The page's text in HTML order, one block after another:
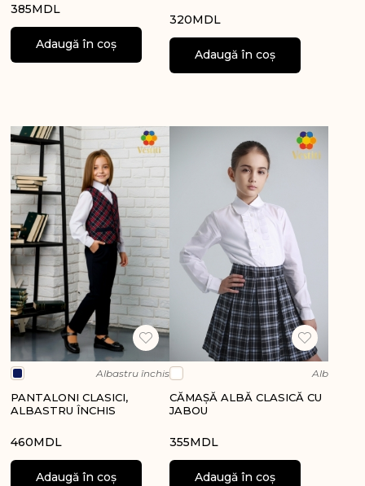
385MDL
Adaugă în coș
320MDL
Adaugă în coș
Albastru închis
PANTALONI CLASICI,
ALBASTRU ÎNCHIS
460MDL
Adaugă în coș
Alb
CĂMAŞĂ ALBĂ CLASICĂ CU
JABOU
355MDL
Adaugă în coș